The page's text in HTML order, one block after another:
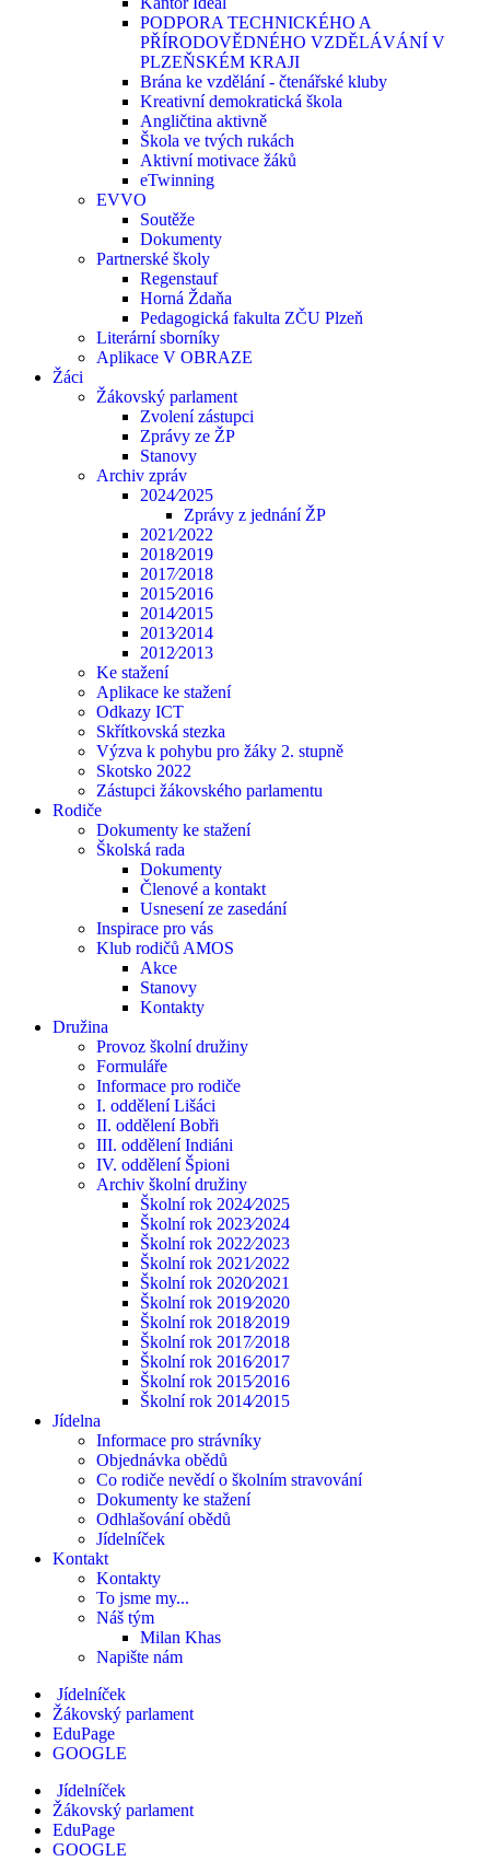
PODPORA TECHNICKÉHO A
PŘÍRODOVĚDNÉHO VZDĚLÁVÁNÍ V
PLZEŇSKÉM KRAJI
Brána ke vzdělání - čtenářské kluby
Kreativní demokratická škola
Angličtina aktivně
Škola ve tvých rukách
Aktivní motivace žáků
eTwinning
EVVO
Soutěže
Dokumenty
Partnerské školy
Regenstauf
Horná Ždaňa
Pedagogická fakulta ZČU Plzeň
Literární sborníky
Aplikace V OBRAZE
Žáci
Žákovský parlament
Zvolení zástupci
Zprávy ze ŽP
Stanovy
Archiv zpráv
2024⁄2025
Zprávy z jednání ŽP
2021⁄2022
2018⁄2019
2017⁄2018
2015⁄2016
2014⁄2015
2013⁄2014
2012⁄2013
Ke stažení
Aplikace ke stažení
Odkazy ICT
Skřítkovská stezka
Výzva k pohybu pro žáky 2. stupně
Skotsko 2022
Zástupci žákovského parlamentu
Rodiče
Dokumenty ke stažení
Školská rada
Dokumenty
Členové a kontakt
Usnesení ze zasedání
Inspirace pro vás
Klub rodičů AMOS
Akce
Stanovy
Kontakty
Družina
Provoz školní družiny
Formuláře
Informace pro rodiče
I. oddělení Lišáci
II. oddělení Bobři
III. oddělení Indiáni
IV. oddělení Špioni
Archiv školní družiny
Školní rok 2024⁄2025
Školní rok 2023⁄2024
Školní rok 2022⁄2023
Školní rok 2021⁄2022
Školní rok 2020⁄2021
Školní rok 2019⁄2020
Školní rok 2018⁄2019
Školní rok 2017⁄2018
Školní rok 2016⁄2017
Školní rok 2015⁄2016
Školní rok 2014⁄2015
Jídelna
Informace pro strávníky
Objednávka obědů
Co rodiče nevědí o školním stravování
Dokumenty ke stažení
Odhlašování obědů
Jídelníček
Kontakt
Kontakty
To jsme my...
Náš tým
Milan Khas
Napište nám
Jídelníček
Žákovský parlament
EduPage
GOOGLE
Jídelníček
Žákovský parlament
EduPage
GOOGLE